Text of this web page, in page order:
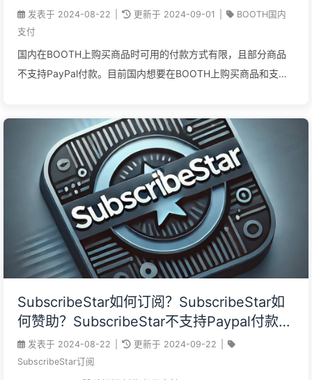
款方式有哪些？
发表于 2024-08-22 更新于 2024-09-01
BOOTH国内
支付
国内在BOOTH上购买商品时可用的付款方式有限，且部分商品
不支持PayPal付款。目前国内想要在BOOTH上购买商品和支付
SubscribeStar如何订阅？SubscribeStar如
何赞助？SubscribeStar不支持Paypal付款？
SubscribeStar国内如何支付？
发表于 2024-08-22 更新于 2024-09-22
SubscribeStar订阅